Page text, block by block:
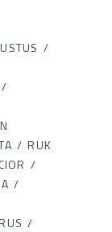
RUK
CIOR